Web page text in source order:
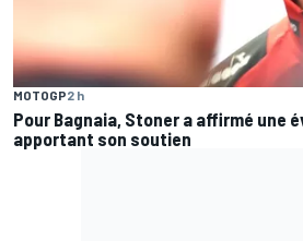
MOTOGP2 h
Pour Bagnaia, Stoner a affirmé une
apportant son soutien